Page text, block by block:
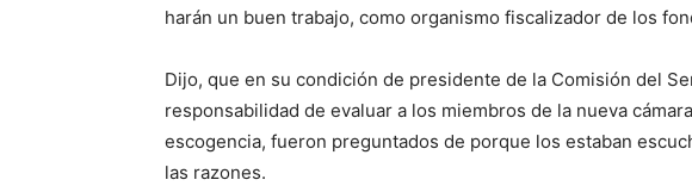
harán un buen trabajo, como organismo fiscalizador de los
Dijo, que en su condición de presidente de la Comisión del
responsabilidad de evaluar a los miembros de la nueva
escogencia, fueron preguntados de porque los estaban
las razones.